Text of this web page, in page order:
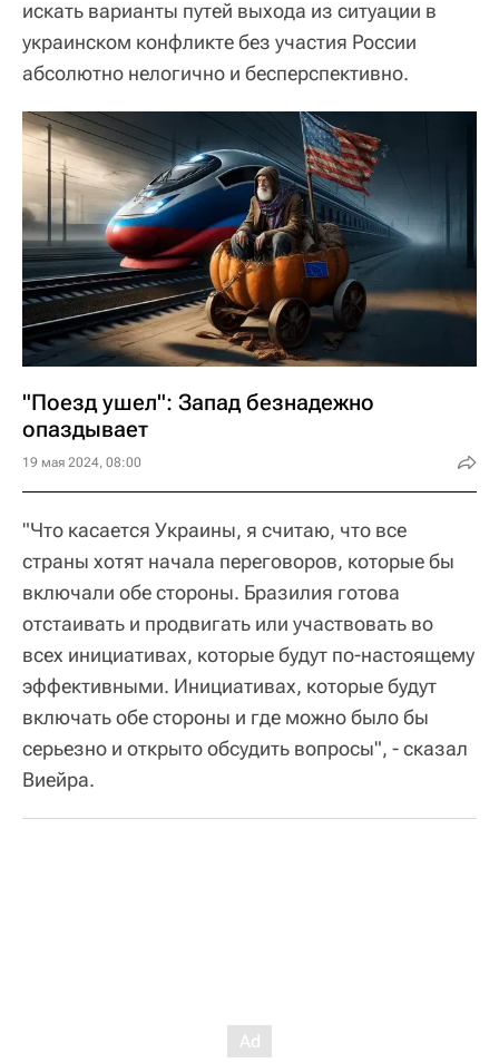
искать варианты путей выхода из ситуации в
украинском конфликте без участия России
абсолютно нелогично и бесперспективно.
"Поезд ушел": Запад безнадежно
опаздывает
19 мая 2024, 08:00
"Что касается Украины, я считаю, что все
страны хотят начала переговоров, которые бы
включали обе стороны. Бразилия готова
отстаивать и продвигать или участвовать во
всех инициативах, которые будут по-настоящему
эффективными. Инициативах, которые будут
включать обе стороны и где можно было бы
серьезно и открыто обсудить вопросы", - сказал
Виейра.